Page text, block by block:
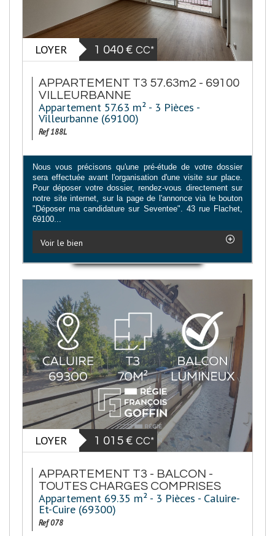
LOYER 1 040 € CC*
APPARTEMENT T3 57.63m2 - 69100
VILLEURBANNE
Appartement 57.63 m² - 3 Pièces -
Villeurbanne (69100)
Ref 188L
Nous vous précisons qu'une pré-étude de votre dossier
sera effectuée avant l'organisation d'une visite sur place.
Pour déposer votre dossier, rendez-vous directement sur
notre site internet, sur la page de l'annonce via le bouton
"Déposer ma candidature sur Seventee". 43 rue Flachet,
69100...
Voir le bien
LOYER 1 015 € CC*
APPARTEMENT T3 - BALCON -
TOUTES CHARGES COMPRISES
Appartement 69.35 m² - 3 Pièces - Caluire-
Et-Cuire (69300)
Ref 078